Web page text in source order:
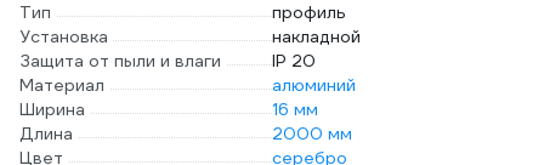
Тип
профиль
Установка
накладной
Защита от пыли и влаги
IP 20
Материал
алюминий
Ширина
16 мм
Длина
2000 мм
Цвет
серебро